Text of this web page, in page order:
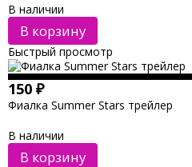
В наличии
В корзину
Быстрый просмотр
150 ₽
Фиалка Summer Stars трейлер
В наличии
В корзину